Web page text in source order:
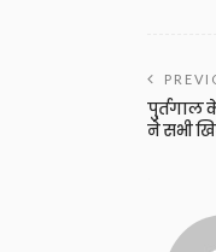
पु्र्तगाल
ने सभी